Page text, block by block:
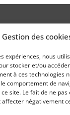
Gestion des
expériences, nous
stocker et/ou
à ces technologies
comportement de
site. Le fait de ne
affecter négativement
1952
Propos
une
des
Légales
Politique